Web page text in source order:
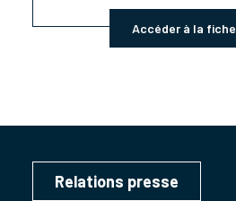
Accéder à la fiche
Relations presse